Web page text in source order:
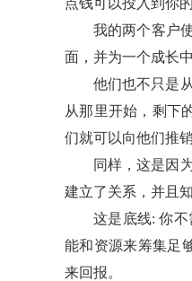
点钱可以投入到你
我的两个客户
面，并为一个成长
他们也不只是
从那里开始，剩下
们就可以向他们推
同样，这是因
建立了关系，并且
这是底线: 你
能和资源来筹集足
来回报。